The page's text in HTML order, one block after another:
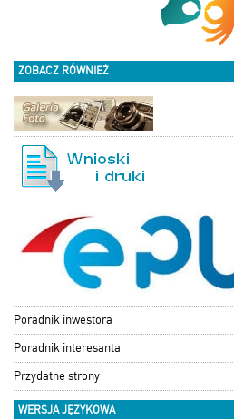
ZOBACZ RÓWNIEŻ
Poradnik inwestora
Poradnik interesanta
Przydatne strony
WERSJA JĘZYKOWA